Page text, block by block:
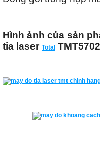
Hình ảnh của sản
tia laser Total